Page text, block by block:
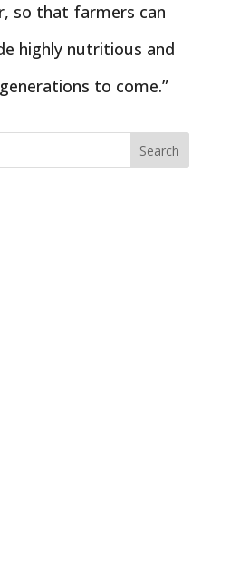
so that farmers can
highly nutritious and
to come.”
Search